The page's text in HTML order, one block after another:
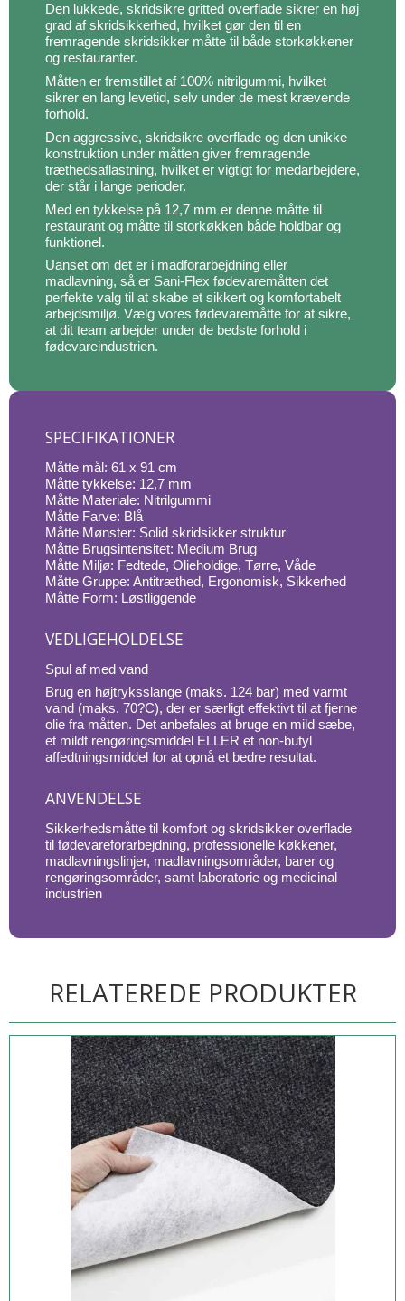
Den lukkede, skridsikre gritted overflade sikrer en høj
grad af skridsikkerhed, hvilket gør den til en
fremragende skridsikker måtte til både storkøkkener
og restauranter.
Måtten er fremstillet af 100% nitrilgummi, hvilket
sikrer en lang levetid, selv under de mest krævende
forhold.
Den aggressive, skridsikre overflade og den unikke
konstruktion under måtten giver fremragende
træthedsaflastning, hvilket er vigtigt for medarbejdere,
der står i lange perioder.
Med en tykkelse på 12,7 mm er denne måtte til
restaurant og måtte til storkøkken både holdbar og
funktionel.
Uanset om det er i madforarbejdning eller
madlavning, så er Sani-Flex fødevaremåtten det
perfekte valg til at skabe et sikkert og komfortabelt
arbejdsmiljø. Vælg vores fødevaremåtte for at sikre,
at dit team arbejder under de bedste forhold i
fødevareindustrien.
SPECIFIKATIONER
Måtte mål: 61 x 91 cm
Måtte tykkelse: 12,7 mm
Måtte Materiale: Nitrilgummi
Måtte Farve: Blå
Måtte Mønster: Solid skridsikker struktur
Måtte Brugsintensitet: Medium Brug
Måtte Miljø: Fedtede, Olieholdige, Tørre, Våde
Måtte Gruppe: Antitræthed, Ergonomisk, Sikkerhed
Måtte Form: Løstliggende
VEDLIGEHOLDELSE
Spul af med vand
Brug en højtryksslange (maks. 124 bar) med varmt
vand (maks. 70?C), der er særligt effektivt til at fjerne
olie fra måtten. Det anbefales at bruge en mild sæbe,
et mildt rengøringsmiddel ELLER et non-butyl
affedtningsmiddel for at opnå et bedre resultat.
ANVENDELSE
Sikkerhedsmåtte til komfort og skridsikker overflade
til fødevareforarbejdning, professionelle køkkener,
madlavningslinjer, madlavningsområder, barer og
rengøringsområder, samt laboratorie og medicinal
industrien
RELATEREDE PRODUKTER